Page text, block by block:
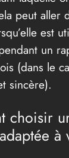
peut aller
est
un
(dans le
sincère).
choisir
à